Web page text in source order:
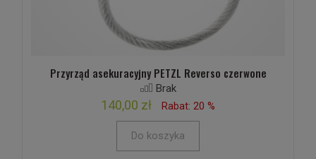
Przyrząd asekuracyjny PETZL Reverso czerwone
Brak
140,00 zł Rabat: 20 %
Do koszyka